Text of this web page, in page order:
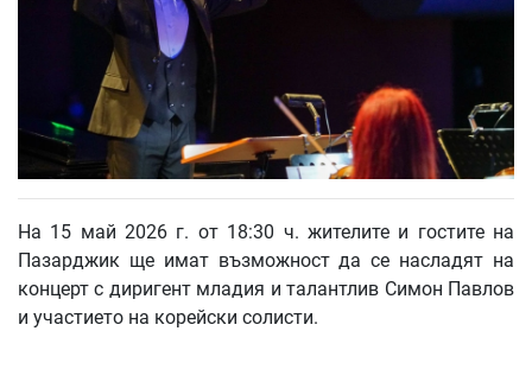
На 15 май 2026 г. от 18:30 ч. жителите и гостите на
Пазарджик ще имат възможност да се насладят на
концерт с диригент младия и талантлив Симон Павлов
и участието на корейски солисти.